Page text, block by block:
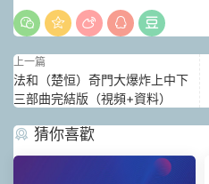
上一篇
法和（楚恒）奇門大爆炸上中下
三部曲完結版（視頻+資料）
猜你喜歡